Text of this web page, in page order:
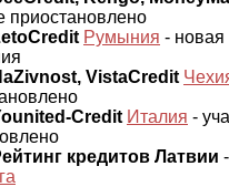
приостановлено
Румыния - новая
VistaCredit
Credit Италия -
кредитов Латвии -